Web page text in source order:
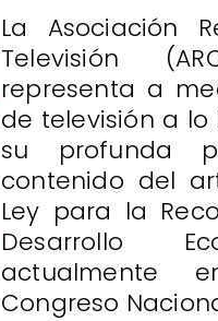
La Asociación
Televisión
representa a
de televisión a
su profunda
contenido del
Ley para la
Desarrollo
actualmente
Congreso